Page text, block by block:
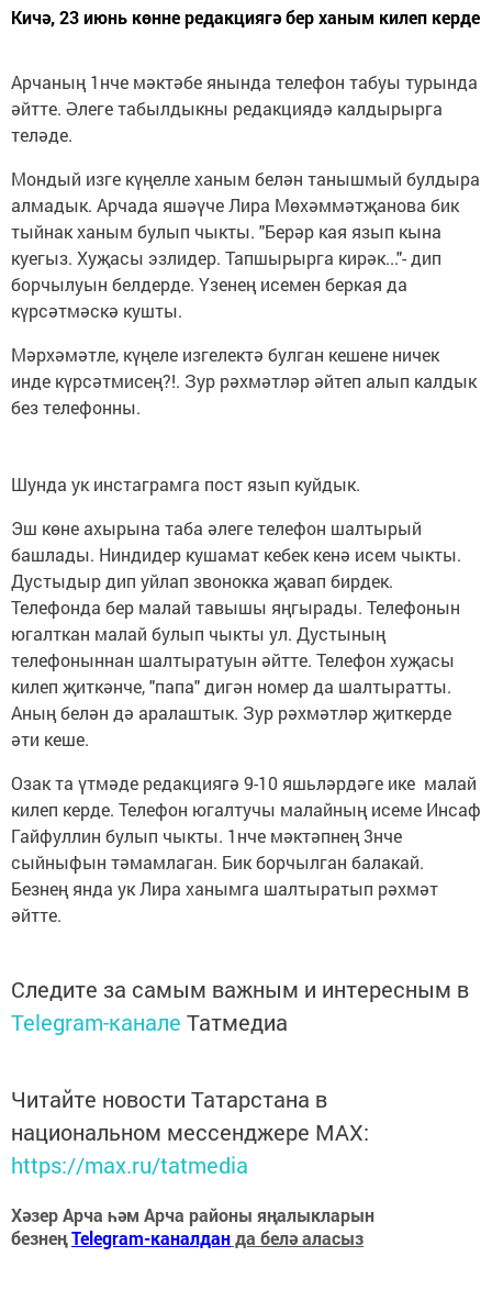
Кичә, 23 июнь көнне редакциягә бер ханым килеп керде
Арчаның 1нче мәктәбе янында телефон табуы турында
әйтте. Әлеге табылдыкны редакциядә калдырырга
теләде.
Мондый изге күңелле ханым белән танышмый булдыра
алмадык. Арчада яшәүче Лира Мөхәммәтҗанова бик
тыйнак ханым булып чыкты. "Берәр кая язып кына
куегыз. Хуҗасы эзлидер. Тапшырырга кирәк..."- дип
борчылуын белдерде. Үзенең исемен беркая да
күрсәтмәскә кушты.
Мәрхәмәтле, күңеле изгелектә булган кешене ничек
инде күрсәтмисең?!. Зур рәхмәтләр әйтеп алып калдык
без телефонны.
Шунда ук инстаграмга пост язып куйдык.
Эш көне ахырына таба әлеге телефон шалтырый
башлады. Ниндидер кушамат кебек кенә исем чыкты.
Дустыдыр дип уйлап звонокка җавап бирдек.
Телефонда бер малай тавышы яңгырады. Телефонын
югалткан малай булып чыкты ул. Дустының
телефоныннан шалтыратуын әйтте. Телефон хуҗасы
килеп җиткәнче, "папа" дигән номер да шалтыратты.
Аның белән дә аралаштык. Зур рәхмәтләр җиткерде
әти кеше.
Озак та үтмәде редакциягә 9-10 яшьләрдәге ике малай
килеп керде. Телефон югалтучы малайның исеме Инсаф
Гайфуллин булып чыкты. 1нче мәктәпнең 3нче
сыйныфын тәмамлаган. Бик борчылган балакай.
Безнең янда ук Лира ханымга шалтыратып рәхмәт
әйтте.
Следите за самым важным и интересным в
Telegram-канале Татмедиа
Читайте новости Татарстана в
национальном мессенджере MАХ:
https://max.ru/tatmedia
Хәзер Арча һәм Арча районы яңалыкларын
безнеңTelegram-каналданда белә аласыз